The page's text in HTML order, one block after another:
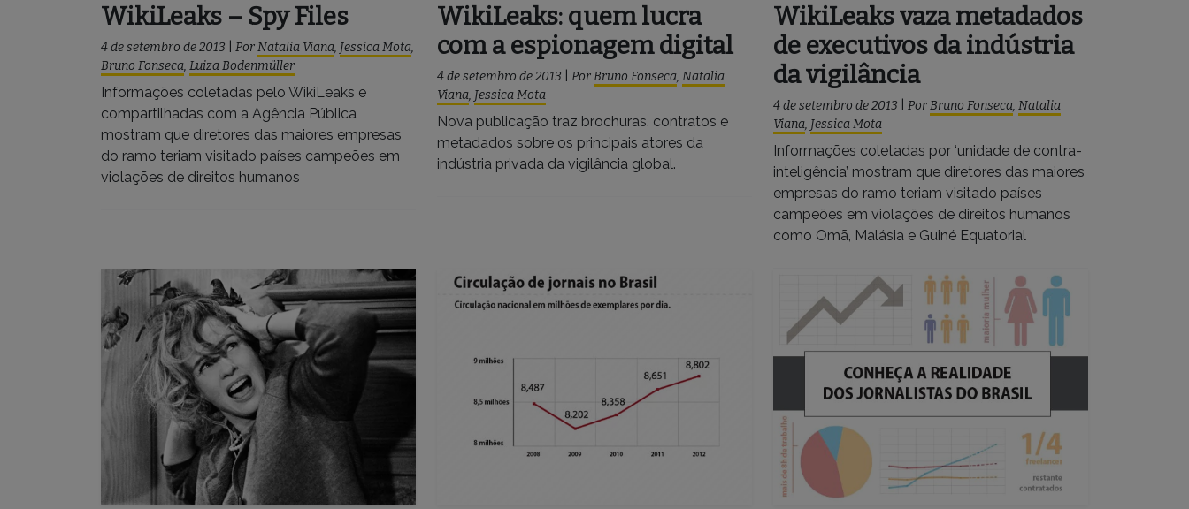
WikiLeaks – Spy Files
4 de setembro de 2013 PorNatalia Viana, Jessica Mota,
Bruno Fonseca, Luiza Bodenmüller
Informações coletadas pelo WikiLeaks e
compartilhadas com a Agência Pública
mostram que diretores das maiores empresas
do ramo teriam visitado países campeões em
violações de direitos humanos
WikiLeaks: quem lucra
com a espionagem digital
4 de setembro de 2013 PorBruno Fonseca, Natalia
Viana, Jessica Mota
Nova publicação traz brochuras, contratos e
metadados sobre os principais atores da
indústria privada da vigilância global.
WikiLeaks vaza metadados
de executivos da indústria
da vigilância
4 de setembro de 2013 PorBruno Fonseca, Natalia
Viana, Jessica Mota
Informações coletadas por ‘unidade de contra-
inteligência’ mostram que diretores das maiores
empresas do ramo teriam visitado países
campeões em violações de direitos humanos
como Omã, Malásia e Guiné Equatorial